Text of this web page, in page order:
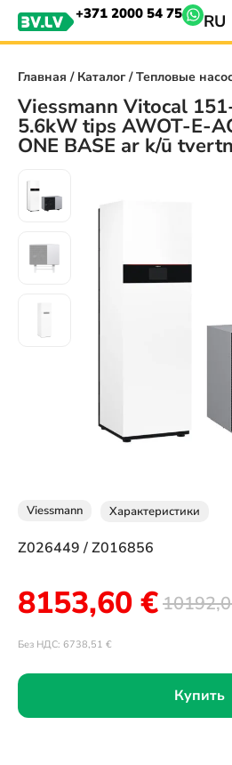
+371 2000 54 75 RU
Главная / Каталог/Тепловые
Viessmann Vitocal
5.6kW tips AWOT-E-
ONE BASE ar k/ū
Viessmann Характеристики
Z026449 / Z016856
8153,60€
Без НДС: 6738,51 €
Купить